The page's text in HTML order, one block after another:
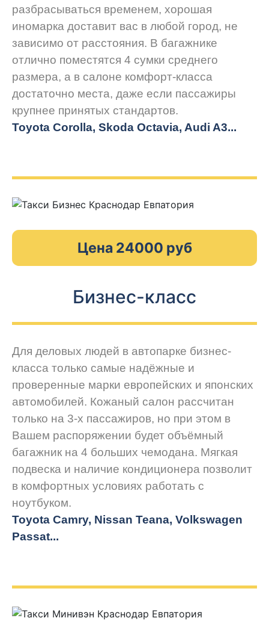
разбрасываться временем, хорошая
иномарка доставит вас в любой город, не
зависимо от расстояния. В багажнике
отлично поместятся 4 сумки среднего
размера, а в салоне комфорт-класса
достаточно места, даже если пассажиры
крупнее принятых стандартов.
Toyota Corolla, Skoda Octavia, Audi A3...
Цена 24000 руб
Бизнес-класс
Для деловых людей в автопарке бизнес-
класса только самые надёжные и
проверенные марки европейских и японских
автомобилей. Кожаный салон рассчитан
только на 3-х пассажиров, но при этом в
Вашем распоряжении будет объёмный
багажник на 4 больших чемодана. Мягкая
подвеска и наличие кондиционера позволит
в комфортных условиях работать с
ноутбуком.
Toyota Camry, Nissan Teana, Volkswagen
Passat...